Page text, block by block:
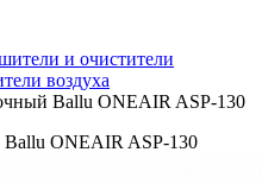
и очистители
воздуха
Ballu ONEAIR ASP-130
Ballu ONEAIR ASP-130